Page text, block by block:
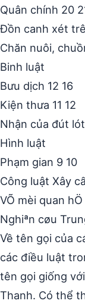
Quân chính 20
Đồn canh xét
Chăn nuôi,
Binh luật
Bưu dịch 12 16
Kiện thưa 11 12
Nhận của đút lót
Hình luật
Phạm gian 9 10
Công luật Xây
VÕ mèi quan
Nghiªn cøu
Về tên gọi của
các điều luật
tên gọi giống
Thanh. Có thể